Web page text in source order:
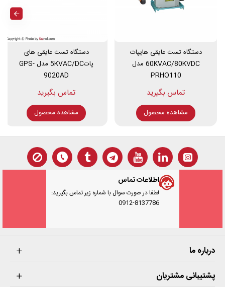
تست عایق کابل‌ها
چیدمان پنل و ساختار دستگاه
ابزار اندازه گیریبا یک بدنه‌ی جعبه‌ای از جنس آلومینیوم ساخته شده
که هم سبک است و هم مقاوم. روی پنل دستگاه یک مدار هشدار ساده قرار
دارد که عملکرد قابل‌اعتمادی ارائه می‌دهد. علاوه بر این، دستگاه دارای
کاربر می‌دهد تا روند تست کاملاً قابل‌پیگیری و ایمن باشد.
​مشخصات فنی AC/DC Hipot Tester
نمایش جریان ولتاژ پایین
ترمینال ارت (زمین)
خروجی
دستگاه تست عایقی هایپات
60KVAC/80KVDC مدل
PRHO110
مشاهده محصول
دستگاه تست عایقی های
پات5KVAC/DC مدل GPS-
9020AD
مشاهده محصول
اطلاعات تماس
لطفا در صورت سوال با شماره زیر تماس بگیرید:
0912-8137786
درباره ما
پشتیبانی مشتریان